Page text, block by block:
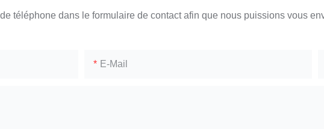
téléphone dans le formulaire de contact afin que nous puissions vous
E-Mail